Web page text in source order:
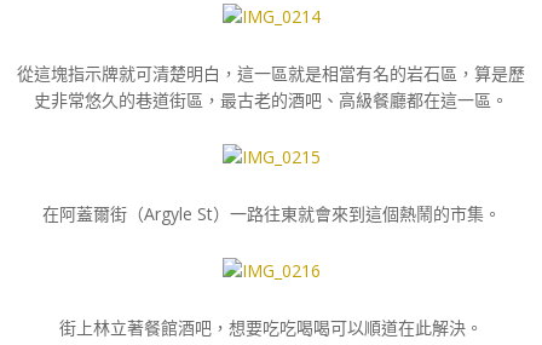
從這塊指示牌就可清楚明白，這一區就是相當有名的岩石區，算是歷
史非常悠久的巷道街區，最古老的酒吧、高級餐廳都在這一區。
在阿蓋爾街（Argyle St）一路往東就會來到這個熱鬧的市集。
街上林立著餐館酒吧，想要吃吃喝喝可以順道在此解決。